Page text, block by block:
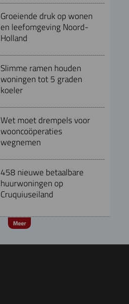
Groeiende druk op wonen
en leefomgeving Noord-
Holland
Slimme ramen houden
woningen tot 5 graden
koeler
Wet moet drempels voor
wooncoöperaties
wegnemen
458 nieuwe betaalbare
huurwoningen op
Cruquiuseiland
Meer